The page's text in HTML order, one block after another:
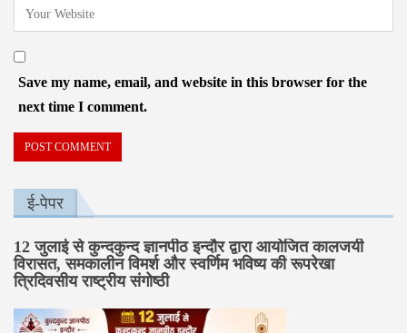
Save my name, email, and website in this browser for the
next time I comment.
ई-पेपर
12 जुलाई से कुन्दकुन्द ज्ञानपीठ इन्दौर द्वारा आयोजित कालजयी
विरासत, समकालीन विमर्श और स्वर्णिम भविष्य की रूपरेखा
त्रिदिवसीय राष्ट्रीय संगोष्ठी